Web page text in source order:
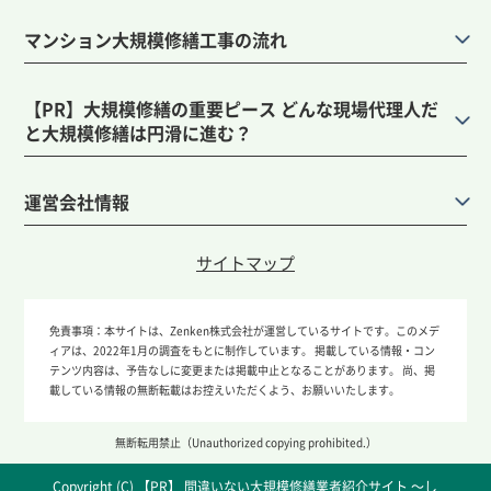
マンション大規模修繕工事の流れ
【PR】大規模修繕の重要ピース どんな現場代理人だ
と大規模修繕は円滑に進む？
運営会社情報
サイトマップ
免責事項： 本サイトは、Zenken株式会社が運営しているサイトです。このメデ
ィアは、2022年1月の調査をもとに制作しています。 掲載している情報・コン
テンツ内容は、予告なしに変更または掲載中止となることがあります。 尚、掲
載している情報の無断転載はお控えいただくよう、お願いいたします。
無断転用禁止（Unauthorized copying prohibited.）
Copyright (C) 間違いない大規模修繕業者紹介サイト ～し